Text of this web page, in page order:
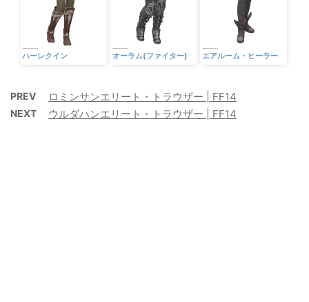
ハーレクイン オーラム(ファイター) エアルーム・ヒーラー
PREV ロミンサンエリート・トラウザー | FF14
NEXT ウルダハンエリート・トラウザー | FF14